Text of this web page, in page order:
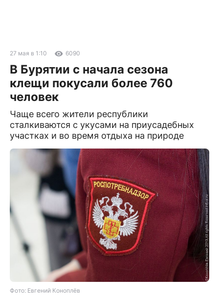
27 мая в 1:10 6090
В Бурятии с начала сезона
клещи покусали более 760
человек
Чаще всего жители республики
сталкиваются с укусами на приусадебных
участках и во время отдыха на природе
Фото: Евгений Коноплёв